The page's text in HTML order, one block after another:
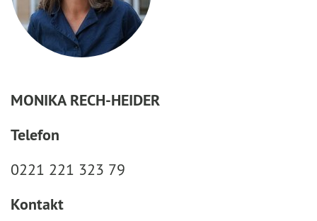
MONIKA RECH-HEIDER
Telefon
0221 221 323 79
Kontakt